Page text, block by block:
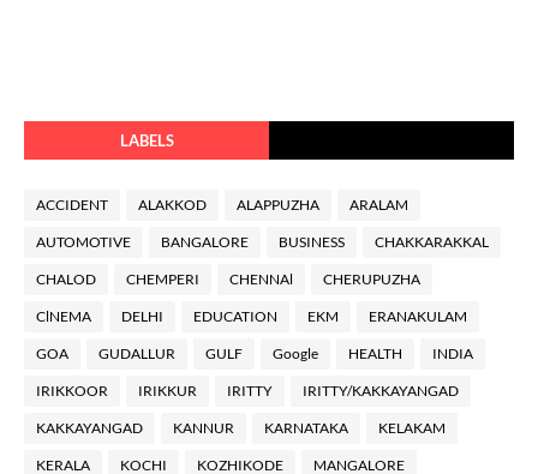
LABELS
ACCIDENT ALAKKOD ALAPPUZHA ARALAM
AUTOMOTIVE BANGALORE BUSINESS CHAKKARAKKAL
CHALOD CHEMPERI CHENNAl CHERUPUZHA
ClNEMA DELHI EDUCATION EKM ERANAKULAM
GOA GUDALLUR GULF Google HEALTH INDIA
IRIKKOOR IRIKKUR IRITTY IRITTY/KAKKAYANGAD
KAKKAYANGAD KANNUR KARNATAKA KELAKAM
KERALA KOCHI KOZHIKODE MANGALORE